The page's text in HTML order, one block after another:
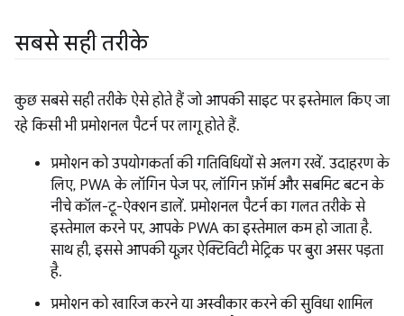
सबसे सही तरीके
कुछ सबसे सही तरीके ऐसे होते हैं जो आपकी साइट पर इस्तेमाल किए जा
रहे किसी भी प्रमोशनल पैटर्न पर लागू होते हैं.
प्रमोशन को उपयोगकर्ता की गतिविधियों से अलग रखें. उदाहरण के
लिए, PWA के लॉगिन पेज पर, लॉगिन फ़ॉर्म और सबमिट बटन के
नीचे कॉल-टू-ऐक्शन डालें. प्रमोशनल पैटर्न का गलत तरीके से
इस्तेमाल करने पर, आपके PWA का इस्तेमाल कम हो जाता है.
साथ ही, इससे आपकी यूज़र ऐक्टिविटी मेट्रिक पर बुरा असर पड़ता
है.
प्रमोशन को खारिज करने या अस्वीकार करने की सुविधा शामिल